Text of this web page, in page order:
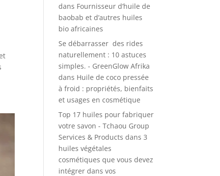
dans Fournisseur d’huile de
baobab et d’autres huiles
bio africaines
Se débarrasser des rides
naturellement : 10 astuces
simples. - GreenGlow Afrika
dans Huile de coco pressée
à froid : propriétés, bienfaits
et usages en cosmétique
Top 17 huiles pour fabriquer
votre savon - Tchaou Group
Services & Products dans3
huiles végétales
cosmétiques que vous devez
intégrer dans vos